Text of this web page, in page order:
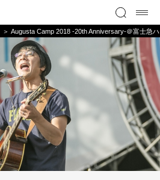
Augusta Camp 2018 ‐20th Anniversary‐＠富士